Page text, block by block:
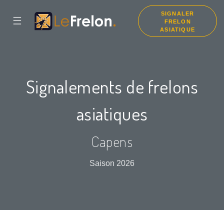
☰
SIGNALER
FRELON
ASIATIQUE
Signalements de frelons
asiatiques
Capens
Saison 2026